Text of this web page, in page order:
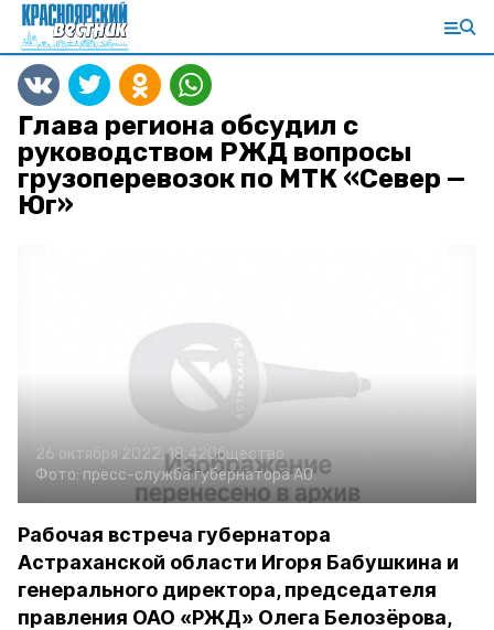
Глава региона обсудил с
руководством РЖД вопросы
грузоперевозок по МТК «Север —
Юг»
26 октября 2022, 18:42Общество
Фото: пресс-служба губернатора АО
Рабочая встреча губернатора
Астраханской области Игоря Бабушкина и
генерального директора, председателя
правления ОАО «РЖД» Олега Белозёрова,